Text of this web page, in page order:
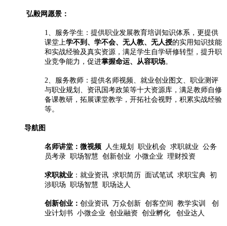
弘毅网愿景：
1、服务学生： 提供职业发展教育培训 知识体系， 更提供
课堂上学不到、学不会、无人教、无人授的实用知识技能
和实战经验及真实资源， 满足学生自学研修转型 ， 提升职
业竞争能力， 促进掌握命运、从容职场。
2、服务教师： 提供名师视频、就业创业图文、职业测评
与职业规划、 资讯国考政策等十大资源库， 满足教师自修
备课教研， 拓展课堂教学，开拓社会视野，积累实战经验
等。
导航图
名师讲堂：微视频
人生规划 职业机会 求职就业 公务
员考录 职场智慧 创新创业 小微企业 理财投资
求职就业 ：就业资讯 求职简历 面试笔试 求职宝典 初
涉职场 职场智慧 职场达人
创新创业： 创业资讯 万众创新 创客空间 教学实训 创
业计划书 小微企业 创业融资 创业孵化 创业达人